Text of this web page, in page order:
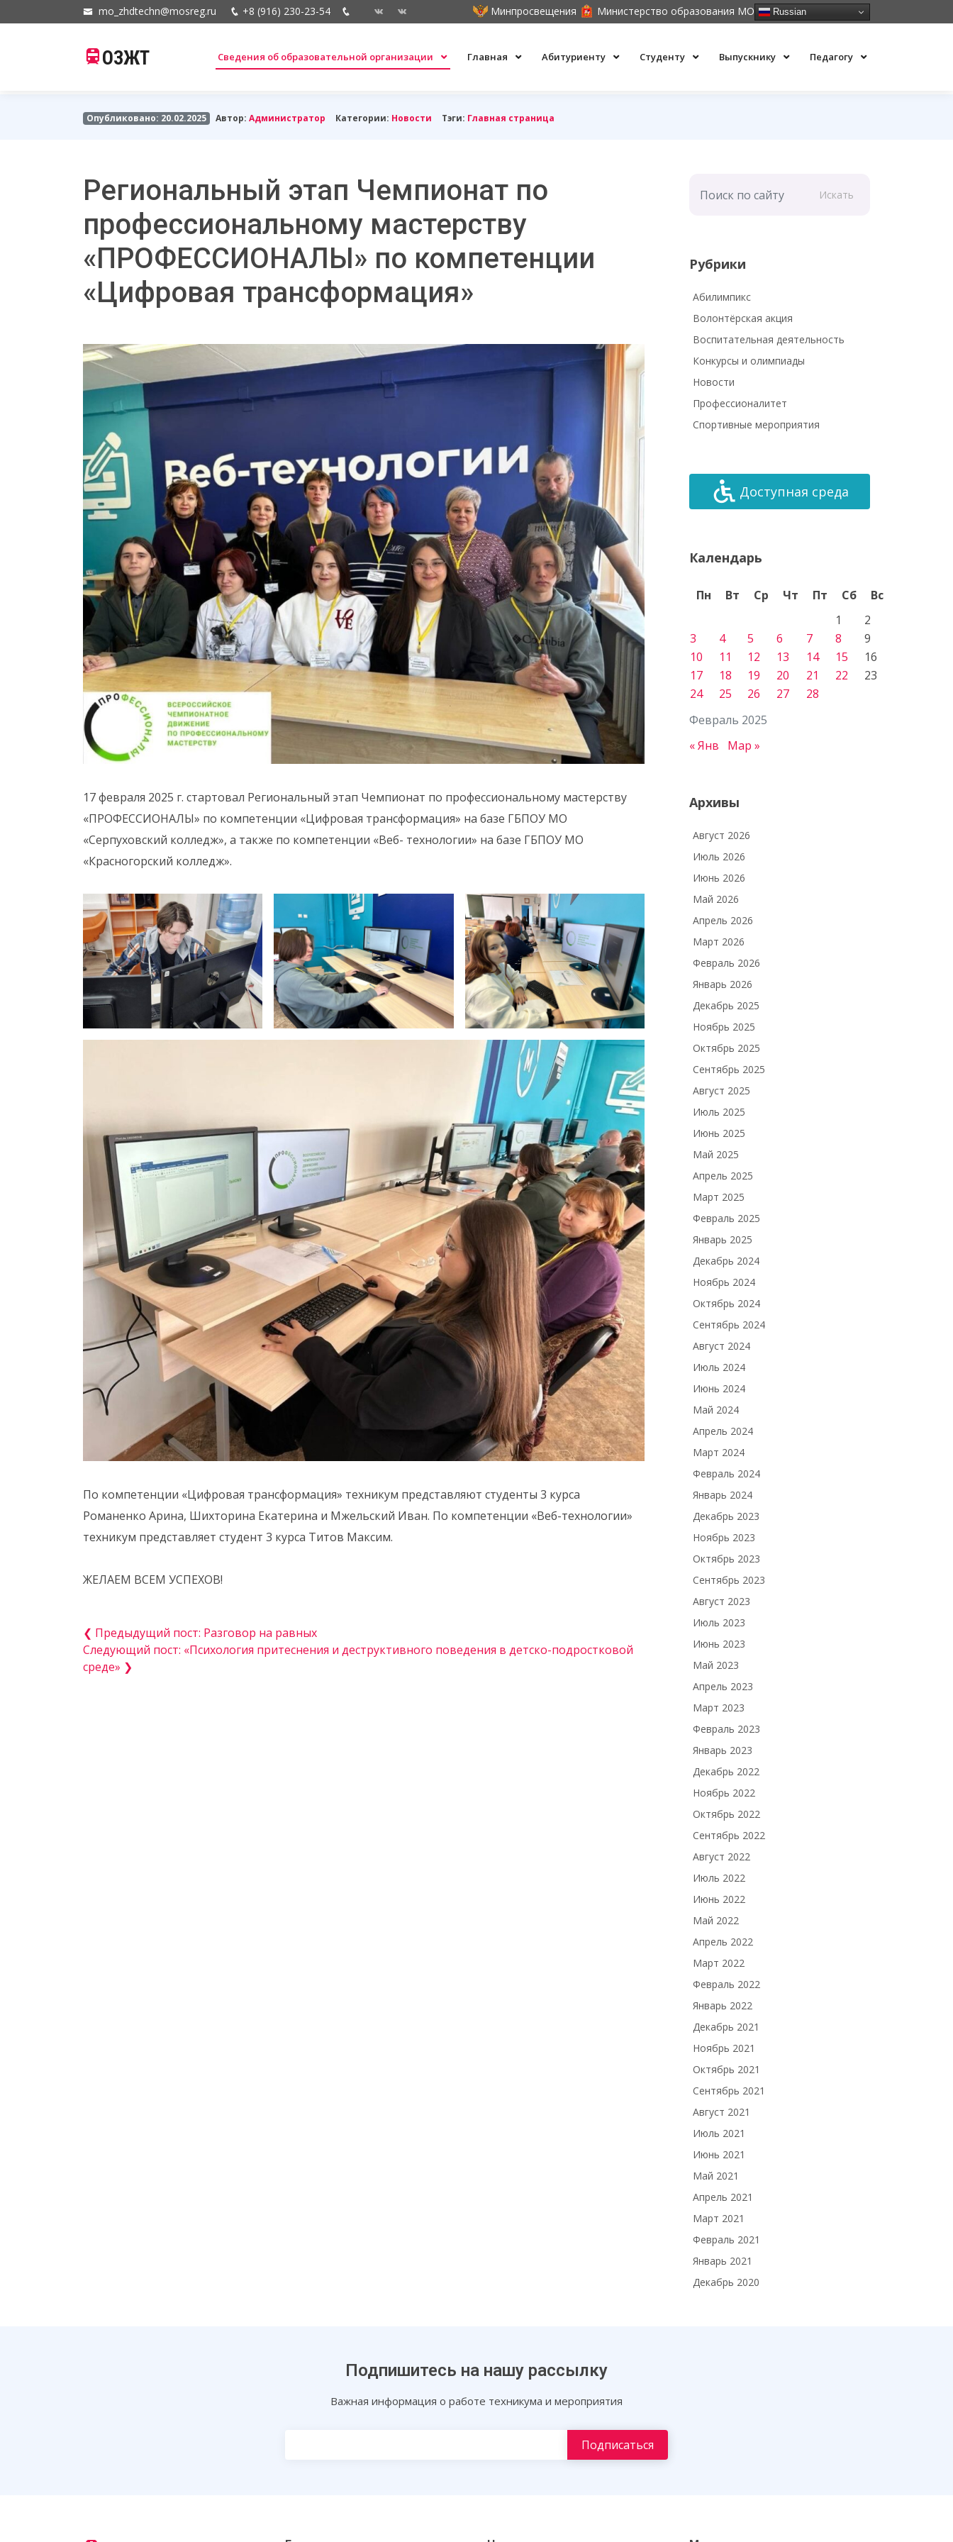
mo_zhdtechn@mosreg.ru +8 (916) 230-23-54 Минпросвещения Министерство образования МО Russian
ОЗЖТ Сведения об образовательной организации Главная Абитуриенту Студенту Выпускнику Педагогу
Опубликовано: 20.02.2025 Автор:Администратор Категории: Новости Тэги: Главная страница
Региональный этап Чемпионат по
профессиональному мастерству
«ПРОФЕССИОНАЛЫ» по компетенции
«Цифровая трансформация»
17 февраля 2025 г. стартовал Региональный этап Чемпионат по профессиональному мастерству
«ПРОФЕССИОНАЛЫ» по компетенции «Цифровая трансформация» на базе ГБПОУ МО
«Серпуховский колледж», а также по компетенции «Веб- технологии» на базе ГБПОУ МО
«Красногорский колледж».
По компетенции «Цифровая трансформация» техникум представляют студенты 3 курса
Романенко Арина, Шихторина Екатерина и Мжельский Иван. По компетенции «Веб-технологии»
техникум представляет студент 3 курса Титов Максим.
ЖЕЛАЕМ ВСЕМ УСПЕХОВ!
❮ Предыдущий пост: Разговор на равных
Следующий пост: «Психология притеснения и деструктивного поведения в детско-подростковой
среде» ❯
Искать
Рубрики
Абилимпикс
Волонтёрская акция
Воспитательная деятельность
Конкурсы и олимпиады
Новости
Профессионалитет
Спортивные мероприятия
Доступная среда
Календарь
Февраль 2025
Пн Вт Ср Чт Пт Сб
Вс
1
2
3
4 5 6 7 8
9
10
11 12 13 14 15
16
17
18 19 20 21 22
23
24
25 26 27 28
« Янв Мар »
Архивы
Август 2026
Июль 2026
Июнь 2026
Май 2026
Апрель 2026
Март 2026
Февраль 2026
Январь 2026
Декабрь 2025
Ноябрь 2025
Октябрь 2025
Сентябрь 2025
Август 2025
Июль 2025
Июнь 2025
Май 2025
Апрель 2025
Март 2025
Февраль 2025
Январь 2025
Декабрь 2024
Ноябрь 2024
Октябрь 2024
Сентябрь 2024
Август 2024
Июль 2024
Июнь 2024
Май 2024
Апрель 2024
Март 2024
Февраль 2024
Январь 2024
Декабрь 2023
Ноябрь 2023
Октябрь 2023
Сентябрь 2023
Август 2023
Июль 2023
Июнь 2023
Май 2023
Апрель 2023
Март 2023
Февраль 2023
Январь 2023
Декабрь 2022
Ноябрь 2022
Октябрь 2022
Сентябрь 2022
Август 2022
Июль 2022
Июнь 2022
Май 2022
Апрель 2022
Март 2022
Февраль 2022
Январь 2022
Декабрь 2021
Ноябрь 2021
Октябрь 2021
Сентябрь 2021
Август 2021
Июль 2021
Июнь 2021
Май 2021
Апрель 2021
Март 2021
Февраль 2021
Январь 2021
Декабрь 2020
Подпишитесь на нашу рассылку
Важная информация о работе техникума и мероприятия